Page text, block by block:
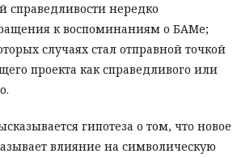
справедливости нередко
к воспоминаниям о БАМе;
случаях стал отправной точкой
проекта как справедливого или
гипотеза о том, что новое
влияние на символическую